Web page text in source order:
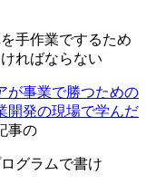
手作業でするため
ればならない
が事業で勝つための
開発の現場で学んだ
事の
グラムで書け